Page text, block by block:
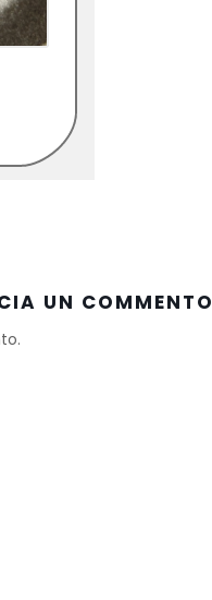
UN COMMENTO